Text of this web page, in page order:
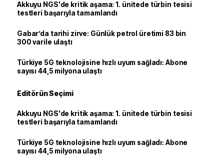
Akkuyu NGS'de kritik aşama: 1. ünitede türbin tesisi
testleri başarıyla tamamlandı
Gabar’da tarihi zirve: Günlük petrol üretimi 83 bin
300 varile ulaştı
Türkiye 5G teknolojisine hızlı uyum sağladı: Abone
sayısı 44,5 milyona ulaştı
Editörün Seçimi
Akkuyu NGS'de kritik aşama: 1. ünitede türbin tesisi
testleri başarıyla tamamlandı
Türkiye 5G teknolojisine hızlı uyum sağladı: Abone
sayısı 44,5 milyona ulaştı